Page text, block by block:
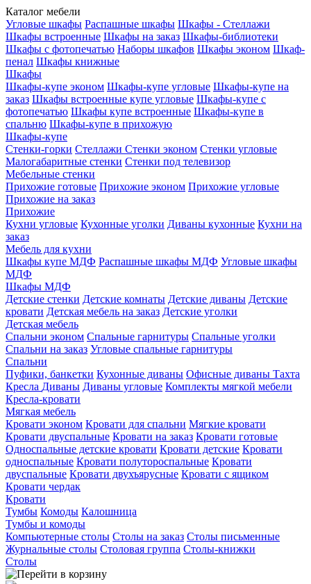
Каталог мебели
Угловые шкафы Распашные шкафы Шкафы - Стеллажи
Шкафы встроенные Шкафы на заказ Шкафы-библиотеки
Шкафы с фотопечатью Наборы шкафов Шкафы эконом Шкаф-
пенал Шкафы книжные
Шкафы
Шкафы-купе эконом Шкафы-купе угловые Шкафы-купе на
заказ Шкафы встроенные купе угловые Шкафы-купе с
фотопечатью Шкафы купе встроенные Шкафы-купе в
спальню Шкафы-купе в прихожую
Шкафы-купе
Стенки-горки Стеллажи Стенки эконом Стенки угловые
Малогабаритные стенки Стенки под телевизор
Мебельные стенки
Прихожие готовые Прихожие эконом Прихожие угловые
Прихожие на заказ
Прихожие
Кухни угловые Кухонные уголки Диваны кухонные Кухни на
заказ
Мебель для кухни
Шкафы купе МДФ Распашные шкафы МДФ Угловые шкафы
МДФ
Шкафы МДФ
Детские стенки Детские комнаты Детские диваны Детские
кровати Детская мебель на заказ Детские уголки
Детская мебель
Спальни эконом Спальные гарнитуры Спальные уголки
Спальни на заказ Угловые спальные гарнитуры
Спальни
Пуфики, банкетки Кухонные диваны Офисные диваны Тахта
Кресла Диваны Диваны угловые Комплекты мягкой мебели
Кресла-кровати
Мягкая мебель
Кровати эконом Кровати для спальни Мягкие кровати
Кровати двуспальные Кровати на заказ Кровати готовые
Односпальные детские кровати Кровати детские Кровати
односпальные Кровати полутороспальные Кровати
двуспальные Кровати двухъярусные Кровати с ящиком
Кровати чердак
Кровати
Тумбы Комоды Калошница
Тумбы и комоды
Компьютерные столы Столы на заказ Столы письменные
Журнальные столы Столовая группа Столы-книжки
Столы